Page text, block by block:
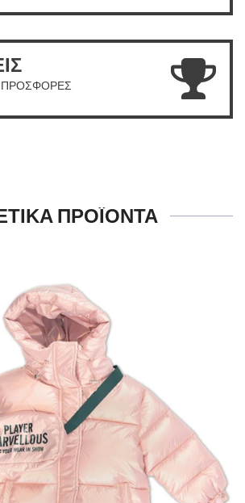
ΠΡΟΣΦΟΡΕΣ
ΠΡΟΪΟΝΤΑ